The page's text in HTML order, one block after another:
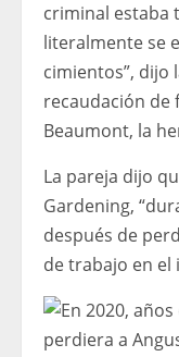
criminal estaba
literalmente se
cimientos”, dijo
recaudación de
Beaumont, la
La pareja dijo
Gardening,
después de
de trabajo en el